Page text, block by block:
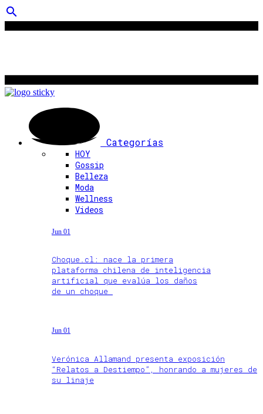
search
Categorías
HOY
Gossip
Belleza
Moda
Wellness
Videos
Jun 01
Choque.cl: nace la primera
plataforma chilena de inteligencia
artificial que evalúa los daños
de un choque
Jun 01
Verónica Allamand presenta exposición
“Relatos a Destiempo”, honrando a mujeres de
su linaje